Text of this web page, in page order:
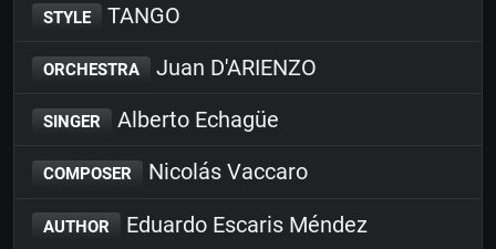
STYLE TANGO
ORCHESTRA Juan D'ARIENZO
SINGER Alberto Echagüe
COMPOSER Nicolás Vaccaro
AUTHOR Eduardo Escaris Méndez